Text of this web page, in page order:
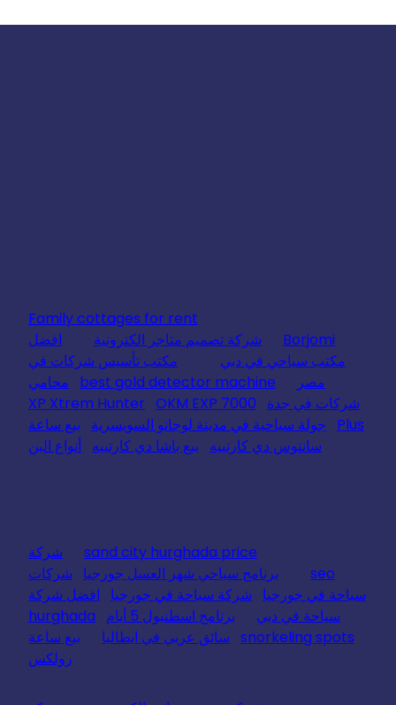
Family cottages for rent
Borjomi
شركة تصميم متاجر الكترونية
افضل
مكتب سياحي في دبي
مكتب تأسيس شركات في
مصر
best gold detector machine
محامي
شركات في جدة
XP Xtrem Hunter OKM EXP 7000
Plus
جولة سياحية في مدينة لوجانو السويسرية
بيع ساعة
سانتوس دي كارتييه
بيع باشا دي كارتييه أنواع البن
sand city hurghada price
شركة
seo
برنامج سياحي شهر العسل جورجيا
شركات
سياحة في جورجيا
شركة سياحة في جورجيا
افضل شركة
سياحة في دبي
برنامج اسطنبول 5 أيام
hurghada
snorkeling spots سائق عربي في ايطاليا
بيع ساعة
رولكس